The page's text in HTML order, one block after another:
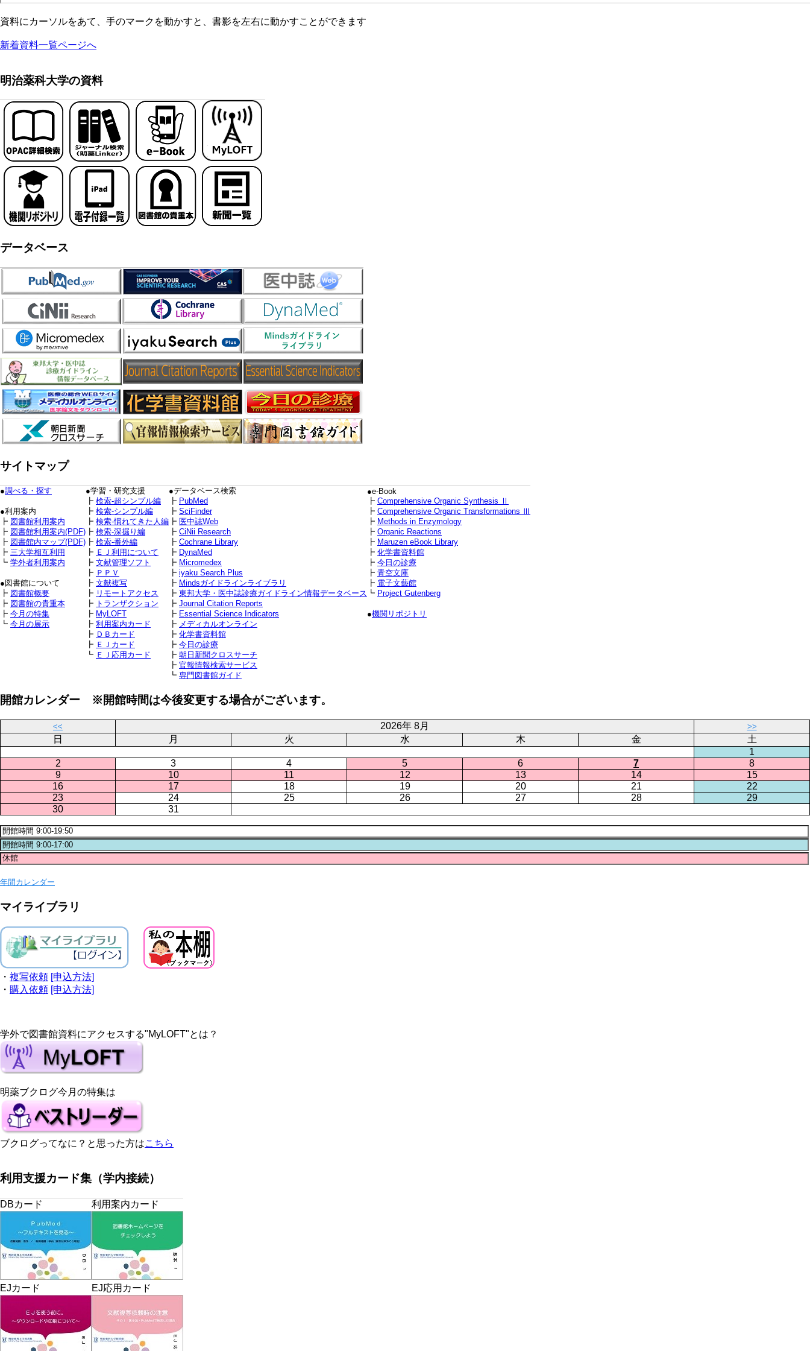
資料にカーソルをあて、手のマークを動かすと、書影を左右に動かすことができます
新着資料一覧ページへ
明治薬科大学の資料
データベース
サイトマップ
●調べる・探す ●学習・研究支援 ●データベース検索
●e-Book
┣ 検索-超シンプル編 ┣ PubMed ┣ Comprehensive Organic Synthesis Ⅱ
●利用案内
┣ 検索-シンプル編 ┣ SciFinder ┣ Comprehensive Organic Transformations Ⅲ
┣ 図書館利用案内 ┣ 検索-慣れてきた人編 ┣ 医中誌Web ┣ Methods in Enzymology
┣ 図書館利用案内(PDF) ┣ 検索-深掘り編 ┣ CiNii Research ┣ Organic Reactions
┣ 図書館内マップ(PDF) ┣ 検索-番外編 ┣ Cochrane Library ┣ Maruzen eBook Library
┣ 三大学相互利用 ┣ ＥＪ利用について ┣ DynaMed ┣ 化学書資料館
┗ 学外者利用案内 ┣ 文献管理ソフト ┣ Micromedex ┣ 今日の診療
┣ ＰＰＶ ┣ iyaku Search Plus ┣ 青空文庫
●図書館について
┣ 文献複写 ┣ Mindsガイドラインライブラリ ┣ 電子文藝館
┣ 図書館概要 ┣ リモートアクセス ┣ 東邦大学・医中誌診療ガイドライン情報データベース ┗ Project Gutenberg
┣ 図書館の貴重本 ┣ トランザクション ┣ Journal Citation Reports
┣ 今月の特集 ┣ MyLOFT ┣ Essential Science Indicators ●機関リポジトリ
┗ 今月の展示 ┣ 利用案内カード ┣ メディカルオンライン
┣ ＤＢカード ┣ 化学書資料館
┣ ＥＪカード ┣ 今日の診療
┗ ＥＪ応用カード ┣ 朝日新聞クロスサーチ
┣ 官報情報検索サービス
┗ 専門図書館ガイド
開館カレンダー ※開館時間は今後変更する場合がございます。
<< 2026年 8月 >>
日 月 火 水 木 金
土
1
2
3 4 5 6 7
8
9
10 11 12 13 14
15
16
17 18 19 20 21
22
23
24 25 26 27 28
29
30
31
年間カレンダー
マイライブラリ
・ 複写依頼 [申込方法]
・ 購入依頼 [申込方法]
学外で図書館資料にアクセスする"MyLOFT"とは？
明薬ブクログ今月の特集は
ブクログってなに？と思った方はこちら
利用支援カード集（学内接続）
DBカード 利用案内カード
EJカード EJ応用カード